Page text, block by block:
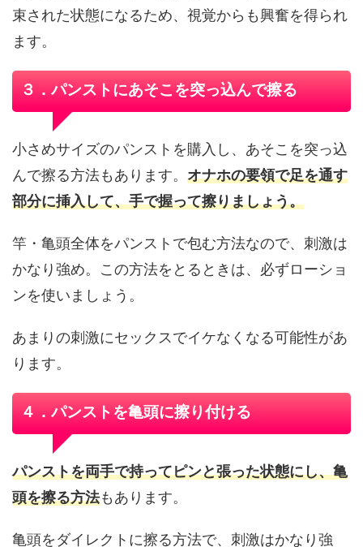
束された状態になるため、視覚からも興奮を得られ
ます。
３．パンストにあそこを突っ込んで擦る
小さめサイズのパンストを購入し、あそこを突っ込
んで擦る方法もあります。 オナホの要領で足を通す
部分に挿入して、手で握って擦りましょう。
竿・亀頭全体をパンストで包む方法なので、刺激は
かなり強め。この方法をとるときは、必ずローショ
ンを使いましょう。
あまりの刺激にセックスでイケなくなる可能性があ
ります。
４．パンストを亀頭に擦り付ける
パンストを両手で持ってピンと張った状態にし、亀
頭を擦る方法もあります。
亀頭をダイレクトに擦る方法で、刺激はかなり強